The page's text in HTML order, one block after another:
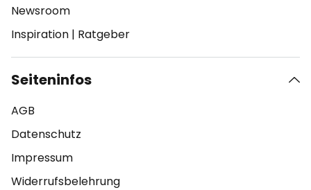
Newsroom
Inspiration | Ratgeber
Seiteninfos
AGB
Datenschutz
Impressum
Widerrufsbelehrung